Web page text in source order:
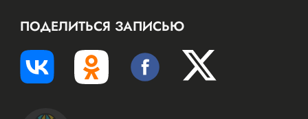
ПОДЕЛИТЬСЯ ЗАПИСЬЮ